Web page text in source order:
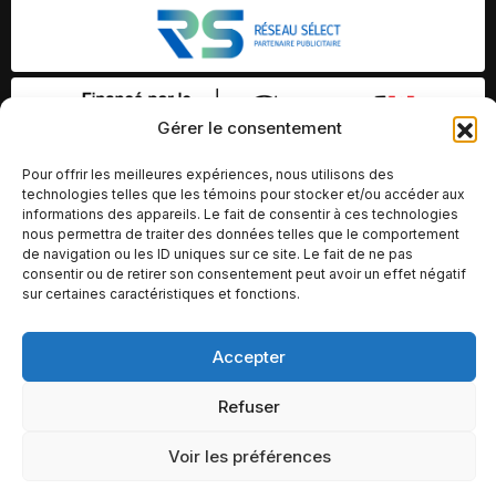
Gérer le consentement
Pour offrir les meilleures expériences, nous utilisons des
technologies telles que les témoins pour stocker et/ou accéder aux
informations des appareils. Le fait de consentir à ces technologies
nous permettra de traiter des données telles que le comportement
de navigation ou les ID uniques sur ce site. Le fait de ne pas
consentir ou de retirer son consentement peut avoir un effet négatif
sur certaines caractéristiques et fonctions.
Accepter
Refuser
Voir les préférences
© Copyright 2026 – Altomédia Inc |
Ce site internet a été conçu et développé par Chameleon Ideas